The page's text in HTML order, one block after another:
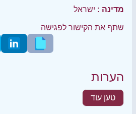
מדינה : ישראל
שתף את הקישור לפגישה
הערות
טען עוד